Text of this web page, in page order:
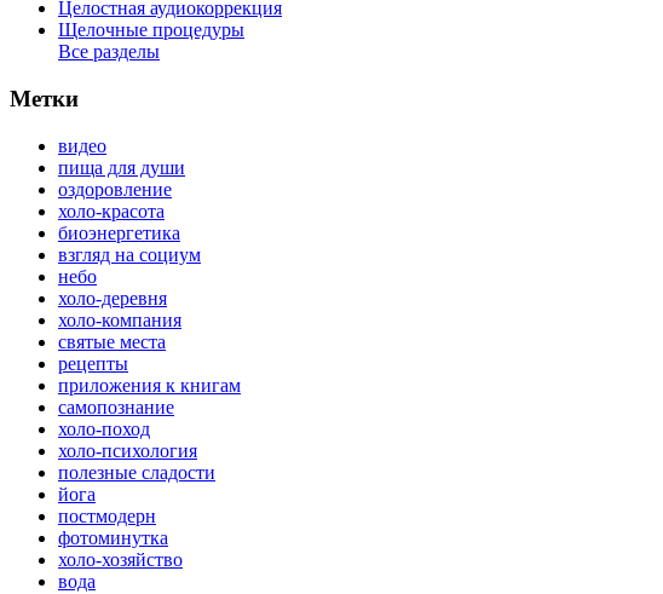
Целостная аудиокоррекция
Щелочные процедуры
Все разделы
Метки
видео
пища для души
оздоровление
холо-красота
биоэнергетика
взгляд на социум
небо
холо-деревня
холо-компания
святые места
рецепты
приложения к книгам
самопознание
холо-поход
холо-психология
полезные сладости
йога
постмодерн
фотоминутка
холо-хозяйство
вода